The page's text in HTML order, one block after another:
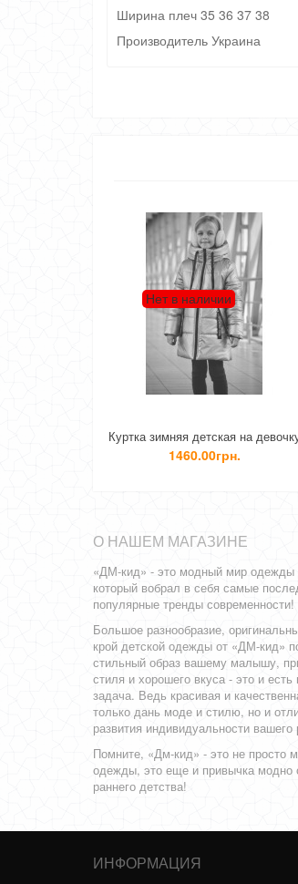
Ширина плеч 35 36 37 38
Производитель Украина
зимняя детская на девочку
Нет в
Детская зимняя
О НАШЕМ МАГАЗИНЕ
«ДМ-кид» - это модный мир одежды
который вобрал в себя самые
популярные тренды современности!
Большое разнообразие,
крой детской одежды от «ДМ-кид»
стильный образ вашему малышу,
стиля и хорошего вкуса - это и
задача. Ведь красивая и
только дань моде и стилю, но и
развития индивидуальности вашего
Помните, «Дм-кид» - это не просто
одежды, это еще и привычка модно
раннего детства!
ИНФОРМАЦИЯ